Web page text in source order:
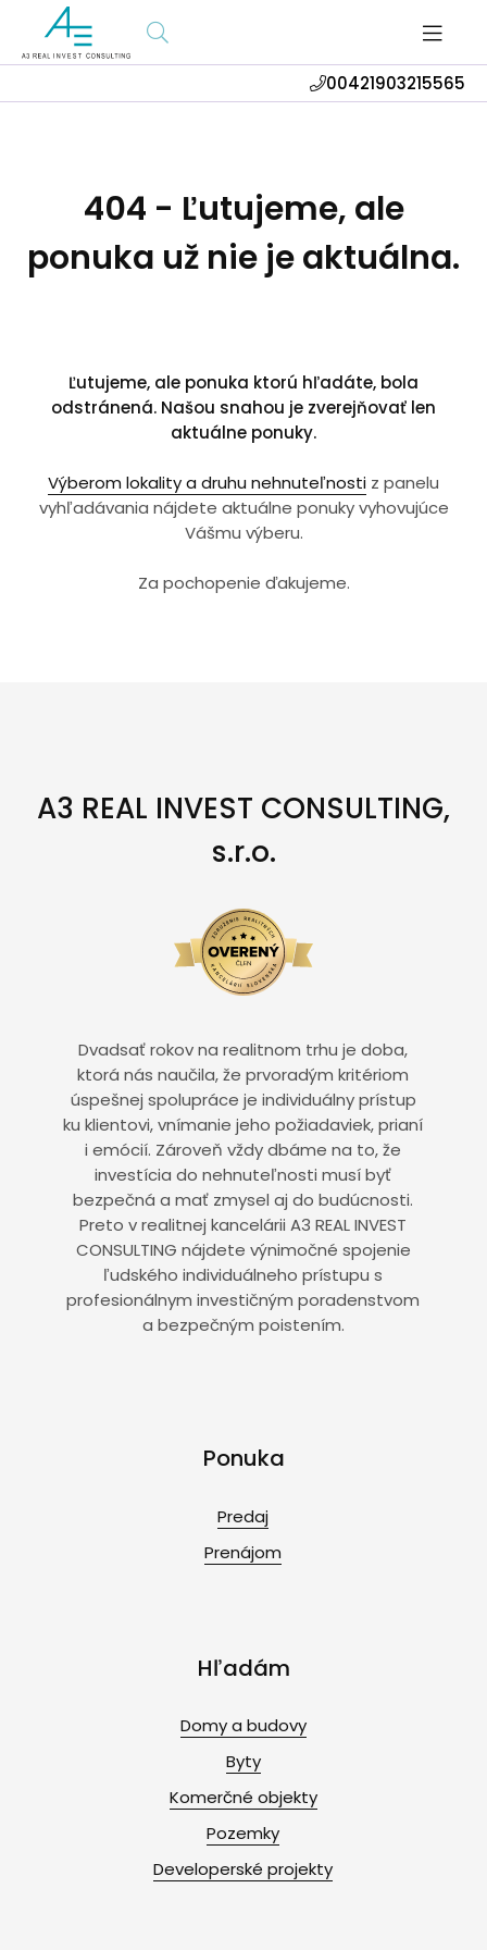
00421903215565
404 - Ľutujeme, ale
ponuka už nie je aktuálna.
Ľutujeme, ale ponuka ktorú hľadáte, bola
odstránená. Našou snahou je zverejňovať len
aktuálne ponuky.
Výberom lokality a druhu nehnuteľnosti z panelu
vyhľadávania nájdete aktuálne ponuky vyhovujúce
Vášmu výberu.
Za pochopenie ďakujeme.
A3 REAL INVEST CONSULTING,
s.r.o.
Dvadsať rokov na realitnom trhu je doba,
ktorá nás naučila, že prvoradým kritériom
úspešnej spolupráce je individuálny prístup
ku klientovi, vnímanie jeho požiadaviek, prianí
i emócií. Zároveň vždy dbáme na to, že
investícia do nehnuteľnosti musí byť
bezpečná a mať zmysel aj do budúcnosti.
Preto v realitnej kancelárii A3 REAL INVEST
CONSULTING nájdete výnimočné spojenie
ľudského individuálneho prístupu s
profesionálnym investičným poradenstvom
a bezpečným poistením.
Ponuka
Predaj
Prenájom
Hľadám
Domy a budovy
Byty
Komerčné objekty
Pozemky
Developerské projekty